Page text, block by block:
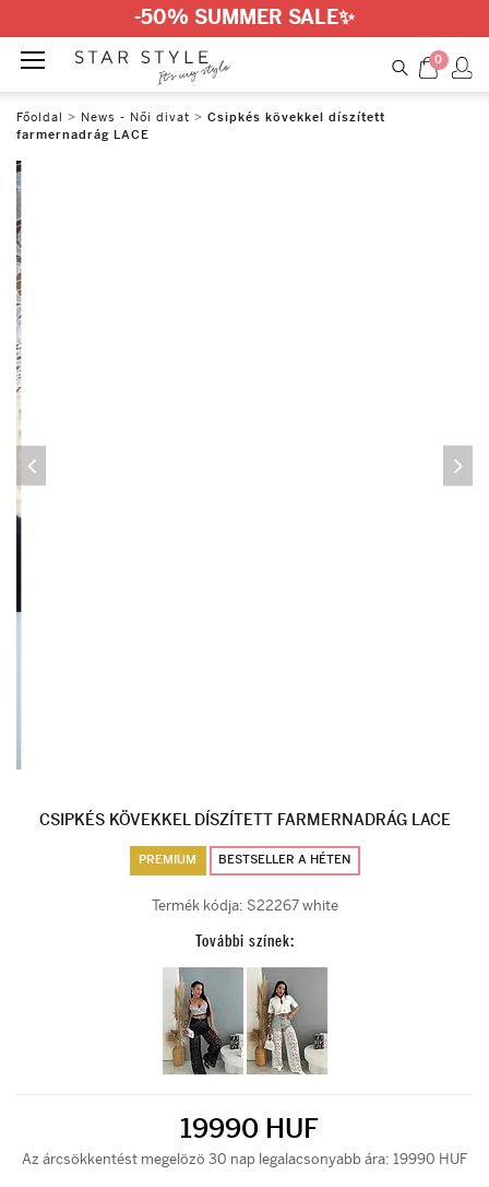
-50% SUMMER SALE✨
0
Főoldal > News - Női divat > Csipkés kövekkel díszített
farmernadrág LACE
CSIPKÉS KÖVEKKEL DÍSZÍTETT FARMERNADRÁG LACE
PREMIUM BESTSELLER A HÉTEN
Termék kódja: S22267 white
További színek:
19990 HUF
Az árcsökkentést megelözö 30 nap legalacsonyabb ára: 19990 HUF